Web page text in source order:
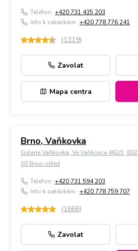
Telefon: +420 731 435 203
Info k zakázkám: +420 778 776 241
(1319)
Zavolat
Mapa centra
Brno, Vaňkovka
Galerie Vaňkovka, Ve Vaňkovce 462/1, 602
00 Brno-střed
Telefon: +420 731 594 203
Info k zakázkám: +420 778 759 707
(1666)
Zavolat